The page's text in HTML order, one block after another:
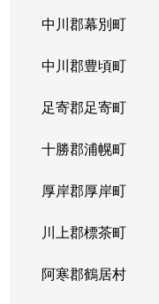
中川郡幕別町
中川郡豊頃町
足寄郡足寄町
十勝郡浦幌町
厚岸郡厚岸町
川上郡標茶町
阿寒郡鶴居村